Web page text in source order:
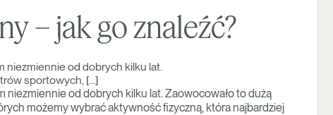
– jak go znaleźć?
niezmiennie od dobrych kilku lat.
sportowych, […]
niezmiennie od dobrych kilku lat. Zaowocowało to dużą
możemy wybrać aktywność fizyczną, która najbardziej